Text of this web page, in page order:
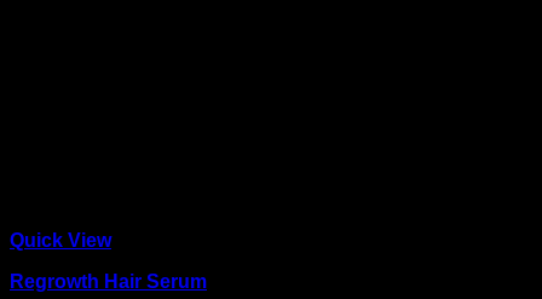
Quick View
Regrowth Hair Serum